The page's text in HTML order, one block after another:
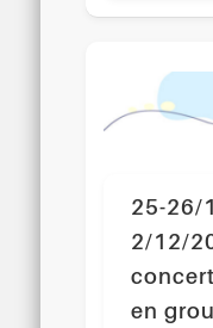
25-26/
2/12/
en